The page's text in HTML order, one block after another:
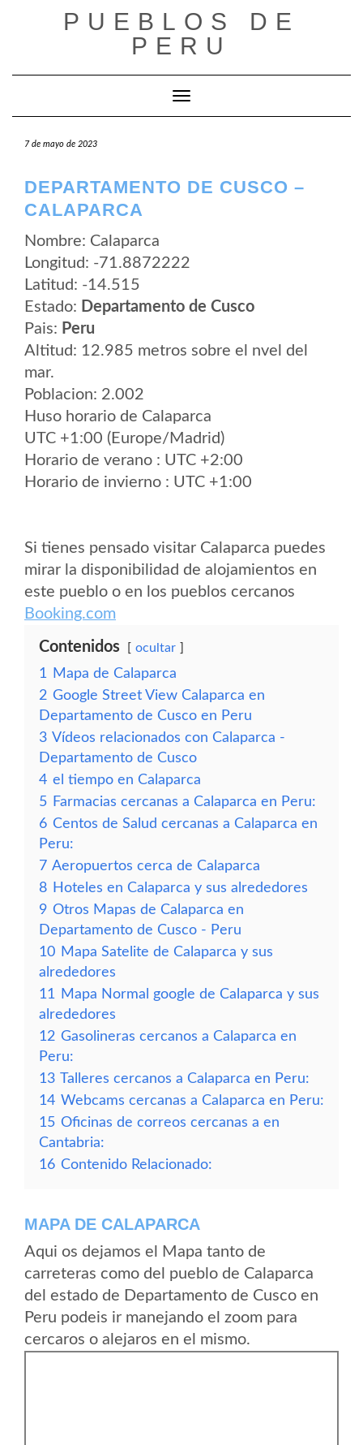
PUEBLOS DE
PERU
Cambiar modo de navegación
7 de mayo de 2023
DEPARTAMENTO DE CUSCO –
CALAPARCA
Nombre: Calaparca
Longitud: -71.8872222
Latitud: -14.515
Estado: Departamento de Cusco
Pais: Peru
Altitud: 12.985 metros sobre el nvel del
mar.
Poblacion: 2.002
Huso horario de Calaparca
UTC +1:00 (Europe/Madrid)
Horario de verano : UTC +2:00
Horario de invierno : UTC +1:00
Si tienes pensado visitar Calaparca puedes
mirar la disponibilidad de alojamientos en
este pueblo o en los pueblos cercanos
Booking.com
Contenidos ocultar
1
Mapa de Calaparca
2 Google Street View Calaparca en
Departamento de Cusco en Peru
3 Vídeos relacionados con Calaparca -
Departamento de Cusco
4 el tiempo en Calaparca
5 Farmacias cercanas a Calaparca en Peru:
6 Centos de Salud cercanas a Calaparca en
Peru:
7 Aeropuertos cerca de Calaparca
8 Hoteles en Calaparca y sus alrededores
9 Otros Mapas de Calaparca en
Departamento de Cusco - Peru
10 Mapa Satelite de Calaparca y sus
alrededores
11
Mapa Normal google de Calaparca y sus
alrededores
12 Gasolineras cercanos a Calaparca en
Peru:
13 Talleres cercanos a Calaparca en Peru:
14 Webcams cercanas a Calaparca en Peru:
15 Oficinas de correos cercanas a en
Cantabria:
16 Contenido Relacionado:
MAPA DE CALAPARCA
Aqui os dejamos el Mapa tanto de
carreteras como del pueblo de Calaparca
del estado de Departamento de Cusco en
Peru podeis ir manejando el zoom para
cercaros o alejaros en el mismo.